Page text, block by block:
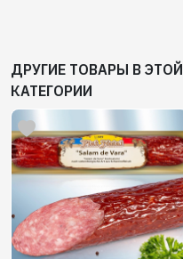
ДРУГИЕ ТОВАРЫ В ЭТОЙ
КАТЕГОРИИ